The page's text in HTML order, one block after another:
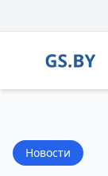
Новости